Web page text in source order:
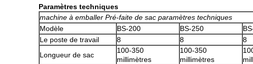
Paramètres techniques
machine à emballer Pré-faite de sac paramètres techniques
Modèle
BS-200 BS-250
Le poste de travail
8 8 8
Longueur de sac
100-350
millimètres
100-350
millimètres